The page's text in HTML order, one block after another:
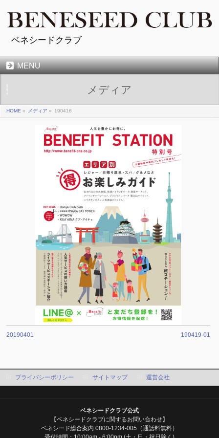
ベネシードクラブ
MENU
メディア
HOME » メディア » 190416
20190401 190419-01
プライバシーポリシー サイトマップ 運営会社
ベネシードクラブ公式
【ベネシードクラブに関するお問い合わせ】
ベネシード総合案内 0800-1234-005（通話料無料）